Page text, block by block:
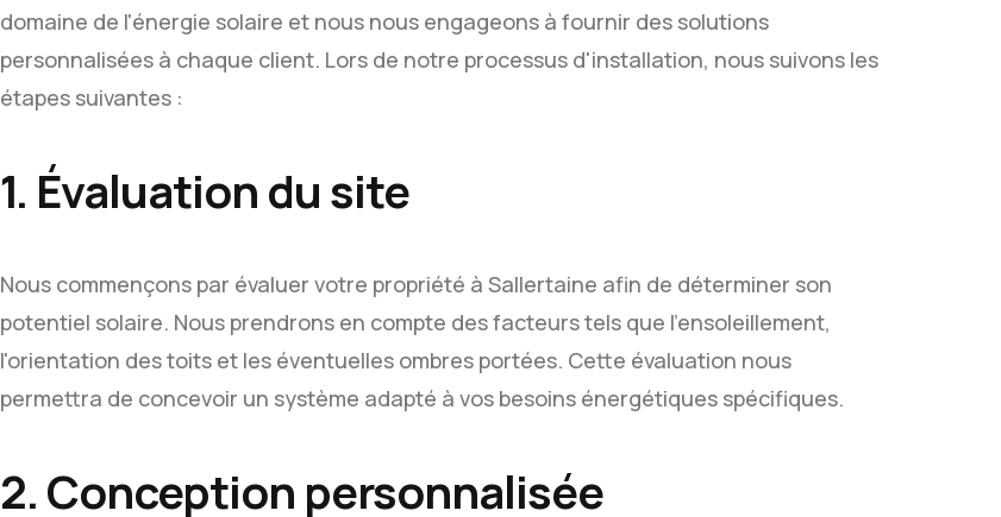
domaine de l'énergie solaire et nous nous engageons à fournir des solutions
personnalisées à chaque client. Lors de notre processus d'installation, nous suivons les
étapes suivantes :
1. Évaluation du site
Nous commençons par évaluer votre propriété à Sallertaine afin de déterminer son
potentiel solaire. Nous prendrons en compte des facteurs tels que l'ensoleillement,
l'orientation des toits et les éventuelles ombres portées. Cette évaluation nous
permettra de concevoir un système adapté à vos besoins énergétiques spécifiques.
2. Conception personnalisée